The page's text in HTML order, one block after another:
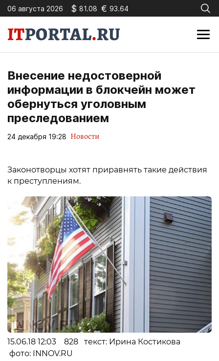
06 августа 2026 $ 81.08 € 93.64
Внесение недостоверной
информации в блокчейн может
обернуться уголовным
преследованием
24 декабря 19:28 Новости
Законотворцы хотят приравнять такие действия
к преступлениям.
15.06.18 12:03 828 текст: Ирина Костикова
фото: INNOV.RU